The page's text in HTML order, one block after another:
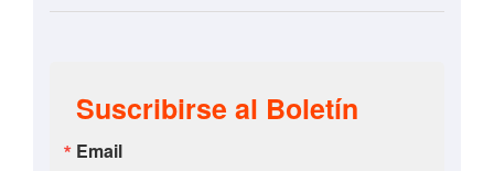
Suscribirse al Boletín
Email